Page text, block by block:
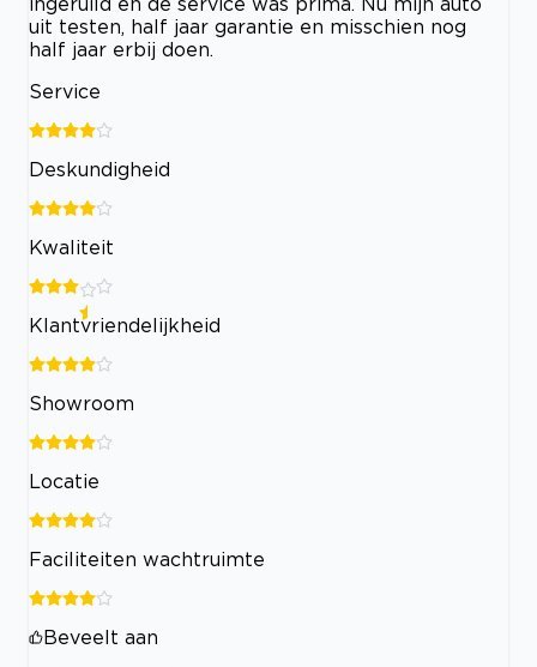
uit testen, half jaar garantie en misschien nog
half jaar erbij doen.
Service
Deskundigheid
Kwaliteit
Klantvriendelijkheid
Showroom
Locatie
Faciliteiten wachtruimte
Beveelt aan